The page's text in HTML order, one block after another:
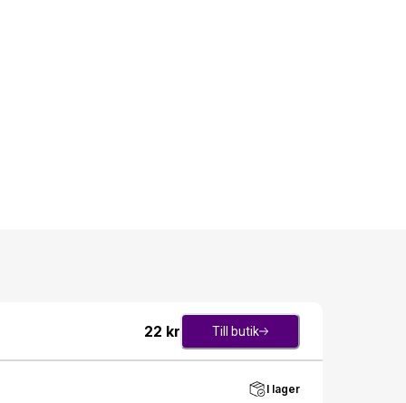
22 kr Till butik
I lager